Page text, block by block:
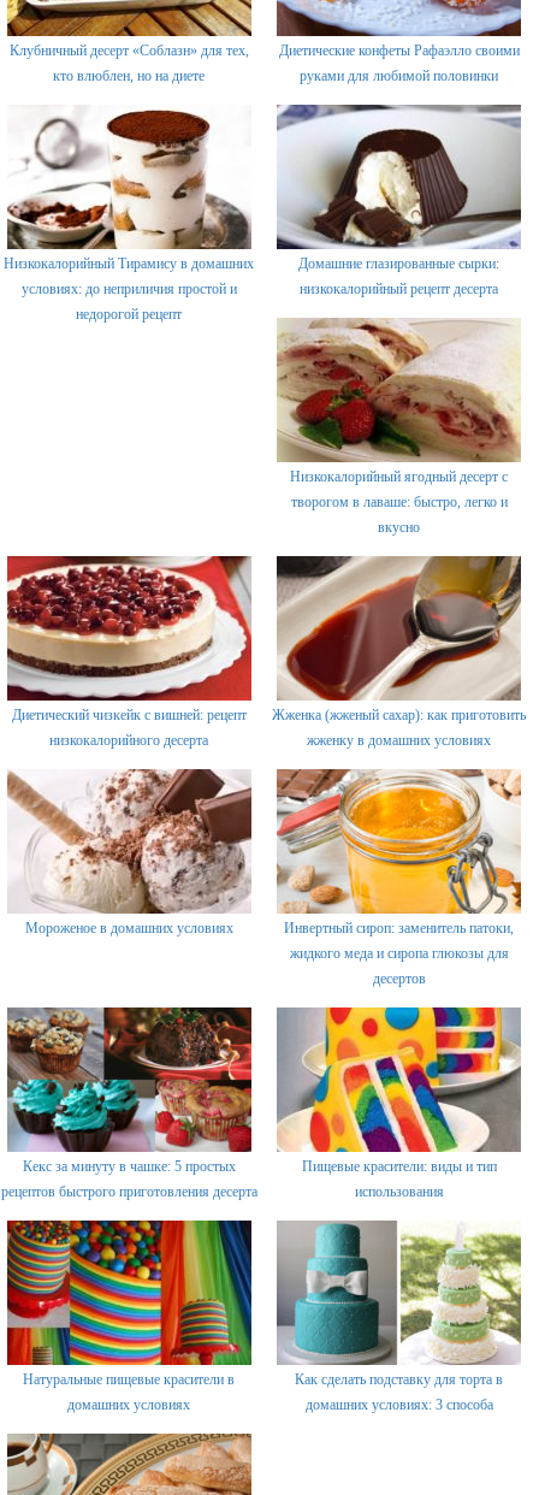
Клубничный десерт «Соблазн» для тех,
кто влюблен, но на диете
Диетические конфеты Рафаэлло своими
руками для любимой половинки
Низкокалорийный Тирамису в домашних
условиях: до неприличия простой и
недорогой рецепт
Домашние глазированные сырки:
низкокалорийный рецепт десерта
Низкокалорийный ягодный десерт с
творогом в лаваше: быстро, легко и
вкусно
Диетический чизкейк с вишней: рецепт
низкокалорийного десерта
Жженка (жженый сахар): как приготовить
жженку в домашних условиях
Мороженое в домашних условиях
Инвертный сироп: заменитель патоки,
жидкого меда и сиропа глюкозы для
десертов
Кекс за минуту в чашке: 5 простых
рецептов быстрого приготовления десерта
Пищевые красители: виды и тип
использования
Натуральные пищевые красители в
домашних условиях
Как сделать подставку для торта в
домашних условиях: 3 способа